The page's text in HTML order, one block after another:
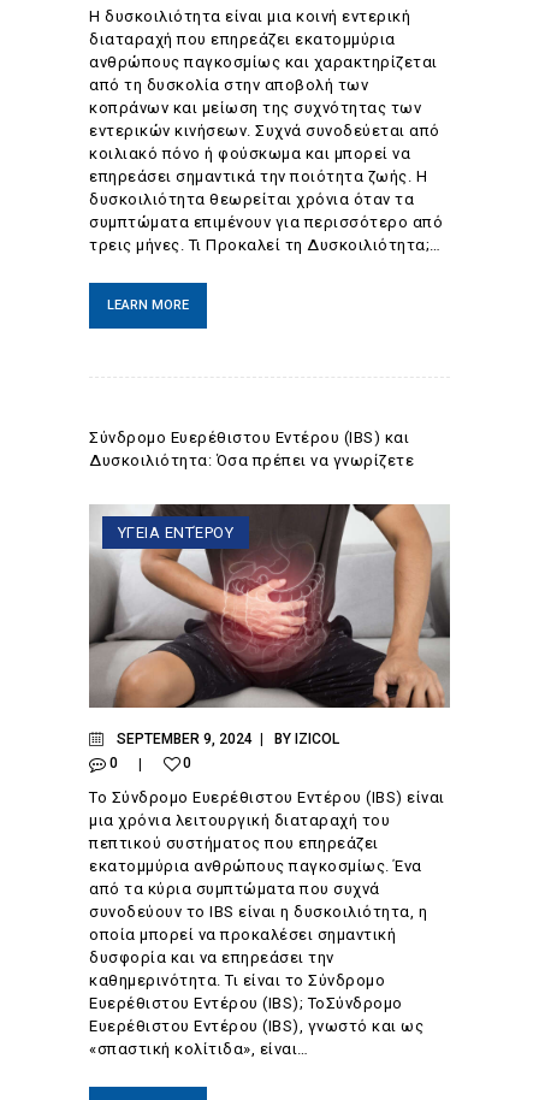
Η δυσκοιλιότητα είναι μια κοινή εντερική
διαταραχή που επηρεάζει εκατομμύρια
ανθρώπους παγκοσμίως και χαρακτηρίζεται
από τη δυσκολία στην αποβολή των
κοπράνων και μείωση της συχνότητας των
εντερικών κινήσεων. Συχνά συνοδεύεται από
κοιλιακό πόνο ή φούσκωμα και μπορεί να
επηρεάσει σημαντικά την ποιότητα ζωής. Η
δυσκοιλιότητα θεωρείται χρόνια όταν τα
συμπτώματα επιμένουν για περισσότερο από
τρεις μήνες. Τι Προκαλεί τη Δυσκοιλιότητα;…
LEARN MORE
Σύνδρομο Ευερέθιστου Εντέρου (IBS) και
Δυσκοιλιότητα: Όσα πρέπει να γνωρίζετε
ΥΓΕΙΑ ΕΝΤΈΡΟΥ
SEPTEMBER 9, 2024 BY IZICOL
0
0
Το Σύνδρομο Ευερέθιστου Εντέρου (IBS) είναι
μια χρόνια λειτουργική διαταραχή του
πεπτικού συστήματος που επηρεάζει
εκατομμύρια ανθρώπους παγκοσμίως. Ένα
από τα κύρια συμπτώματα που συχνά
συνοδεύουν το IBS είναι η δυσκοιλιότητα, η
οποία μπορεί να προκαλέσει σημαντική
δυσφορία και να επηρεάσει την
καθημερινότητα. Τι είναι το Σύνδρομο
Ευερέθιστου Εντέρου (IBS); ΤοΣύνδρομο
Ευερέθιστου Εντέρου (IBS), γνωστό και ως
«σπαστική κολίτιδα», είναι…